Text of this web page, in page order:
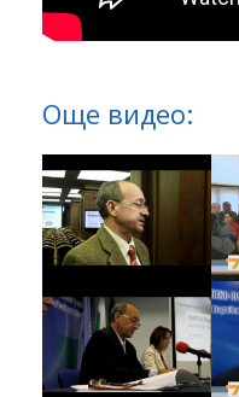
Още видео: